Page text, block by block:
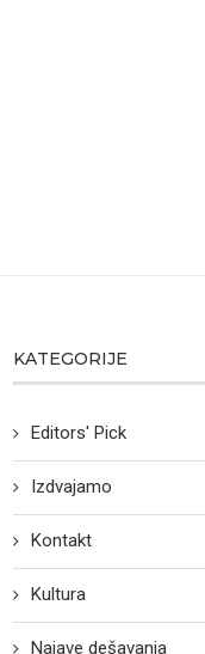
KATEGORIJE
Editors' Pick
Izdvajamo
Kontakt
Kultura
Najave dešavanja